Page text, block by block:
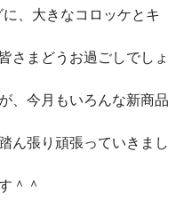
、大きなコロッケとキ
さまどうお過ごしでしょ
、今月もいろんな新商品
ん張り頑張っていきまし
＾＾